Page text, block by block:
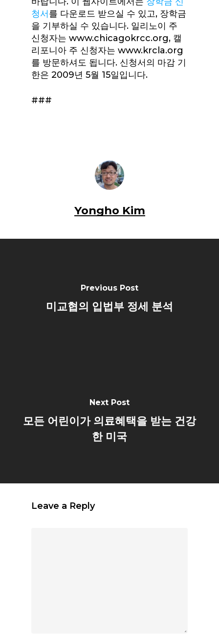
청서를 다운로드 받으실 수 있고, 장학금
을 기부하실 수 있습니다. 일리노이 주
신청자는 www.chicagokrcc.org, 캘
리포니아 주 신청자는 www.krcla.org
를 방문하셔도 됩니다. 신청서의 마감 기
한은 2009년 5월 15일입니다.
###
Yongho Kim
Previous Post
미교협의 입법부 정세 분석
Next Post
모든 어린이가 의료혜택을 받는 건강
한 미국
Leave a Reply